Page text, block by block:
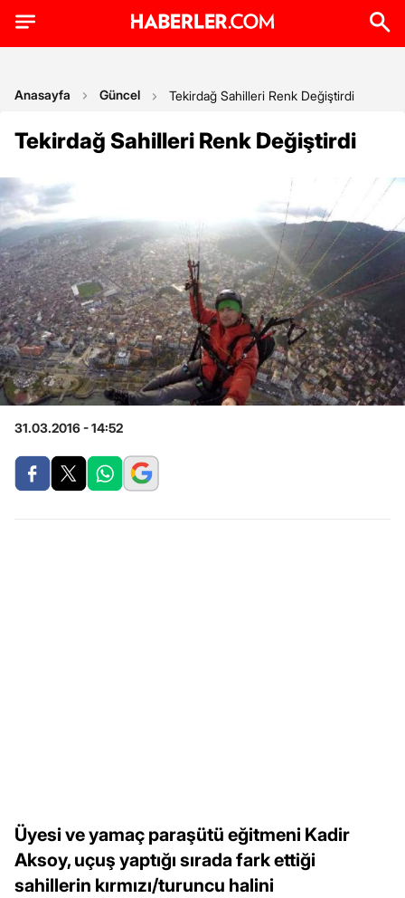
Anasayfa Güncel Tekirdağ Sahilleri Renk Değiştirdi
Tekirdağ Sahilleri Renk Değiştirdi
31.03.2016 - 14:52
Üyesi ve yamaç paraşütü eğitmeni Kadir
Aksoy, uçuş yaptığı sırada fark ettiği
sahillerin kırmızı/turuncu halini